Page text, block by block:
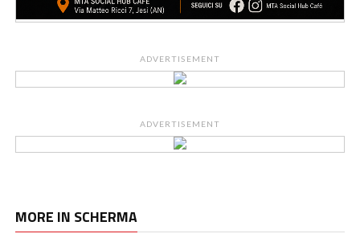
ADVERTISEMENT
ADVERTISEMENT
MORE IN SCHERMA